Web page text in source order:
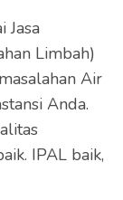
Jasa
Limbah)
Air
Anda.
IPAL baik,